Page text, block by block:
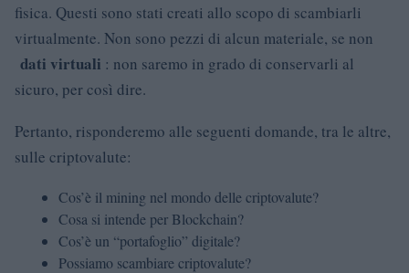
fisica. Questi sono stati creati allo scopo di scambiarli
virtualmente. Non sono pezzi di alcun materiale, se non
dati virtuali : non saremo in grado di conservarli al
sicuro, per così dire.
Pertanto, risponderemo alle seguenti domande, tra le altre,
sulle criptovalute:
Cos’è il mining nel mondo delle criptovalute?
Cosa si intende per Blockchain?
Cos’è un “portafoglio” digitale?
Possiamo scambiare criptovalute?